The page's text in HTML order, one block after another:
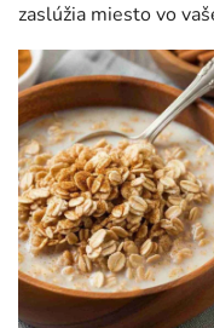
zaslúžia miesto vo